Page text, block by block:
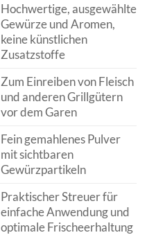
Hochwertige, ausgewählte
Gewürze und Aromen,
keine künstlichen
Zusatzstoffe
Zum Einreiben von Fleisch
und anderen Grillgütern
vor dem Garen
Fein gemahlenes Pulver
mit sichtbaren
Gewürzpartikeln
Praktischer Streuer für
einfache Anwendung und
optimale Frischeerhaltung